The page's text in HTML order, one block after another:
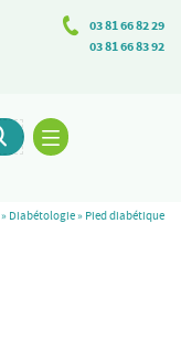
03 81 66 82 29
03 81 66 83 92
» Diabétologie» Pied diabétique